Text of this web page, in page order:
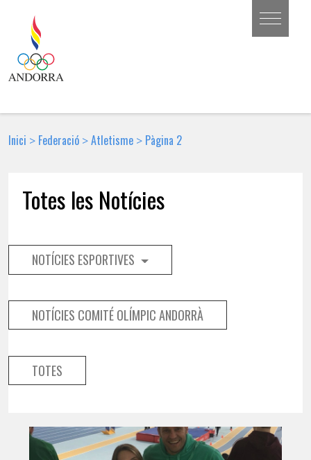
Inici > Federació >Atletisme > Pàgina 2
Totes les Notícies
NOTÍCIES ESPORTIVES
NOTÍCIES COMITÉ OLÍMPIC ANDORRÀ
TOTES